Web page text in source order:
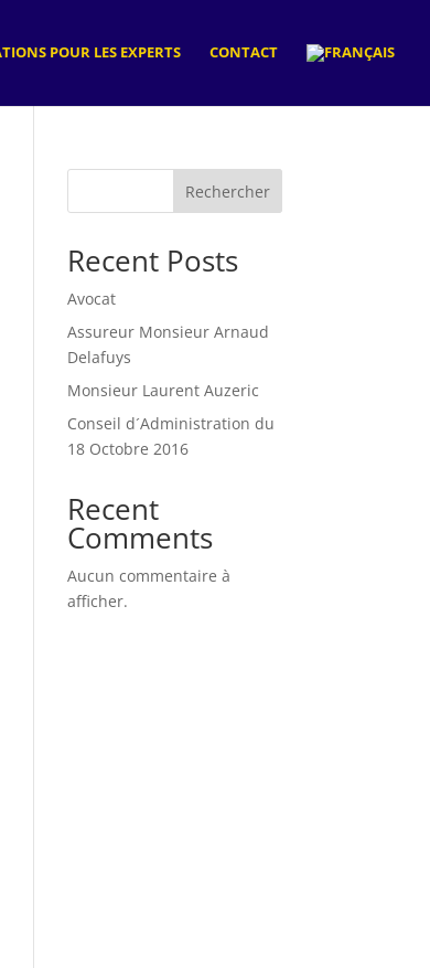
POUR LES EXPERTS CONTACT
Rechercher
Recent Posts
Avocat
Assureur Monsieur Arnaud
Delafuys
Monsieur Laurent Auzeric
Conseil d´Administration du
18 Octobre 2016
Recent
Comments
Aucun commentaire à
afficher.